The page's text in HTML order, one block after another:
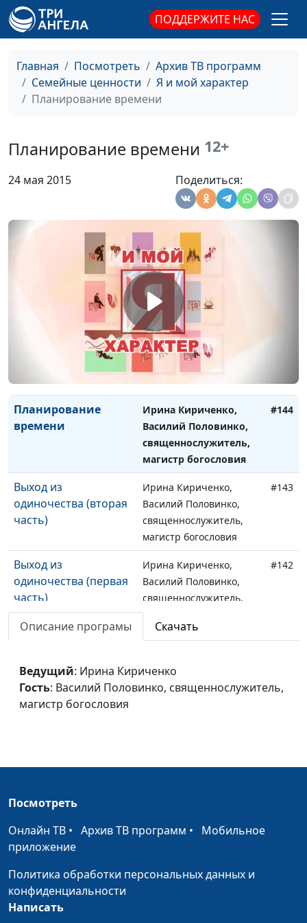
ПОДДЕРЖИТЕ НАС
Главная Посмотреть
Архив ТВ программ
Семейные ценности
Я и мой характер
Планирование времени
Планирование времени 12+
24 мая 2015 Поделиться:
Преуспевание
(вторая часть)
Ирина Кириченко,
Василий Половинко,
магистр богословия
#149
Преуспевание
Ирина Кириченко,
магистр богословия
Предубеждения
Ирина Кириченко,
Василий Половинко,
священнослужитель,
отчаивающихся
Ирина Кириченко,
Василий Половинко,
священнослужитель,
магистр богословия
Распределение
Ирина Кириченко,
Василий Половинко,
священнослужитель,
магистр богословия
Планирование
времени
Ирина Кириченко,
Василий Половинко,
священнослужитель,
магистр богословия
#144
Выход из
одиночества (вторая
часть)
Ирина Кириченко,
Василий Половинко,
священнослужитель,
магистр богословия
#143
Выход из
одиночества (первая
часть)
Ирина Кириченко,
Василий Половинко,
священнослужитель,
магистр богословия
#142
Ирина Кириченко,
священнослужитель,
магистр богословия
#141
магистр богословия
Барьеры в общении
священнослужитель,
Общение (вторая
часть)
Ирина Кириченко,
Описание програмы Скачать
Ведущий: Ирина Кириченко
Гость: Василий Половинко, священнослужитель,
магистр богословия
Посмотреть
Онлайн ТВ • Архив ТВ программ • Мобильное
приложение
Политика обработки персональных данных и
конфиденциальности
Написать